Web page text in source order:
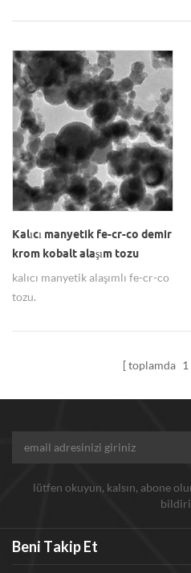
Kalıcı manyetik fe-cr-co demir
krom kobalt alaşım tozu
kalıcı manyetik alaşımlı fe-cr-co
tozu.
toplamda 1
lütfen okuyun, kalsın, abone
Beni Takip Et